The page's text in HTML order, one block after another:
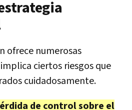
ofrece numerosas
ciertos riesgos que
cuidadosamente.
de control sobre el